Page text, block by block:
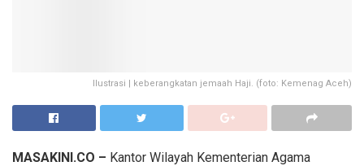
Ilustrasi | keberangkatan jemaah Haji. (foto: Kemenag Aceh)
MASAKINI.CO – Kantor Wilayah Kementerian Agama